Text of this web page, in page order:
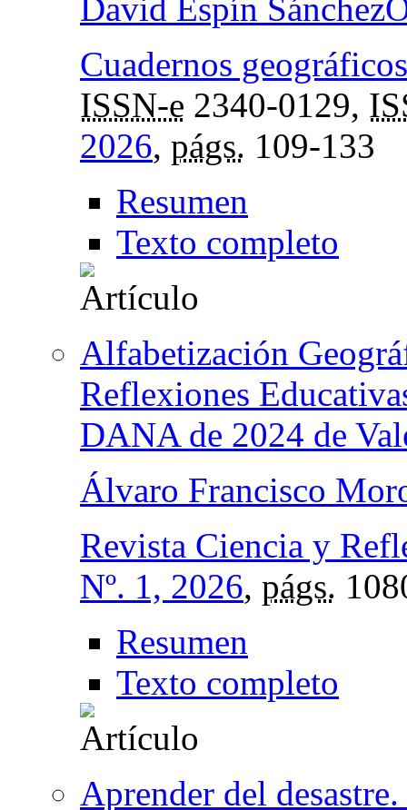
David Espín Sánchez
Cuadernos
ISSN-e 2340-0129,
2026, págs. 109-133
Resumen
Texto completo
Alfabetización
Reflexiones
DANA de 2024 de
Álvaro Francisco
Revista Ciencia y
Nº. 1, 2026, págs.
Resumen
Texto completo
Aprender del